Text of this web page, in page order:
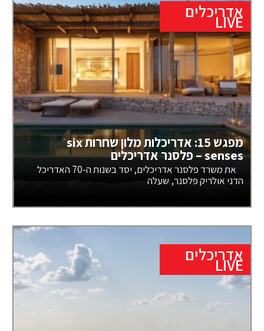
אדריכלים
LIVE
מפגש 15: אדריכלות מלון שחרות six
senses – פלסנר אדריכלים
את משרד פלסנר אדריכלים, יסד בשנות ה-70 האדריכל
הדני אולריק פלסנר, שעלה
אדריכלים
LIVE